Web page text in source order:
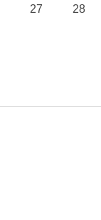
27 28